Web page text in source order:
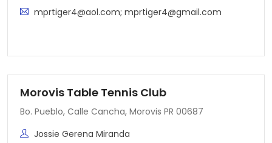
mprtiger4@aol.com; mprtiger4@gmail.com
Morovis Table Tennis Club
Bo. Pueblo, Calle Cancha, Morovis PR 00687
Jossie Gerena Miranda